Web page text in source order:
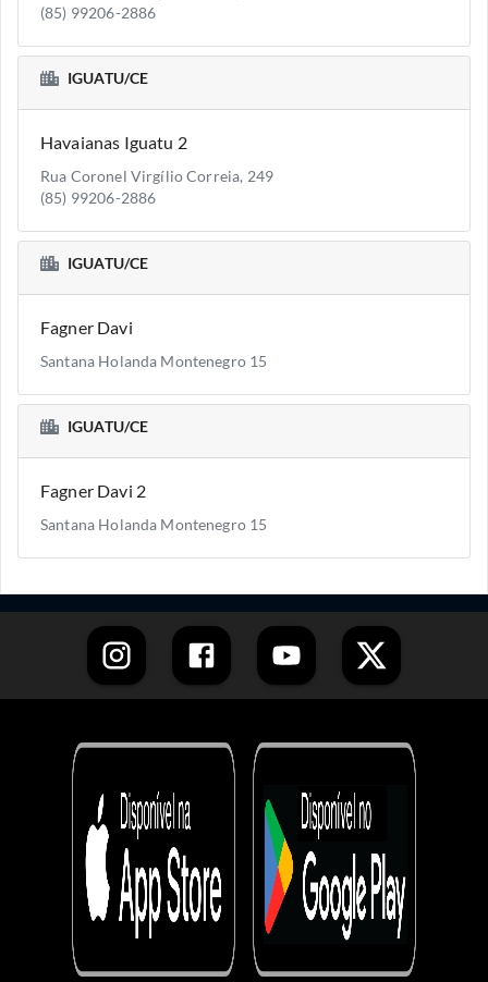
(85) 99206-2886
IGUATU/CE
Havaianas Iguatu 2
Rua Coronel Virgílio Correia, 249
(85) 99206-2886
IGUATU/CE
Fagner Davi
Santana Holanda Montenegro 15
IGUATU/CE
Fagner Davi 2
Santana Holanda Montenegro 15